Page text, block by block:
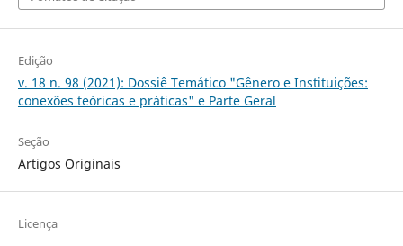
Edição
v. 18 n. 98 (2021): Dossiê Temático "Gênero e Instituições:
conexões teóricas e práticas" e Parte Geral
Seção
Artigos Originais
Licença